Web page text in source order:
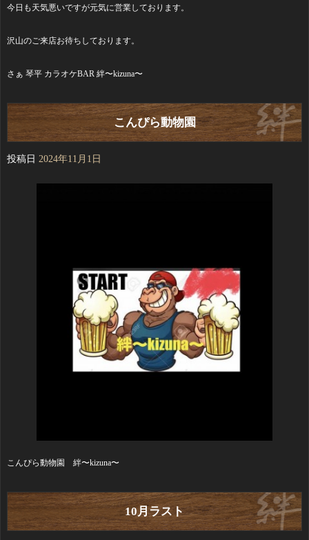
今日も天気悪いですが元気に営業しております。
沢山のご来店お待ちしております。
さぁ 琴平 カラオケBAR 絆〜kizuna〜
こんぴら動物園
投稿日 2024年11月1日
こんぴら動物園 絆〜kizuna〜
10月ラスト